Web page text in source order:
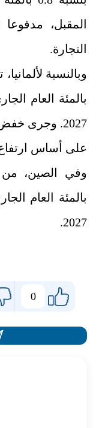
المقبل،
التجارة.
2027. وجرى
على أساس
2027.
0